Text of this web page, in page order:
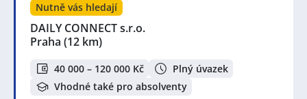
Nutně vás hledají
DAILY CONNECT s.r.o.
Praha (12 km)
40 000 – 120 000 Kč
Plný úvazek
Vhodné také pro absolventy